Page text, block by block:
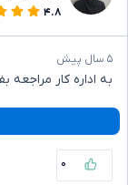
۴.۸
۵ سال پیش
به اداره کار مراجعه
۰